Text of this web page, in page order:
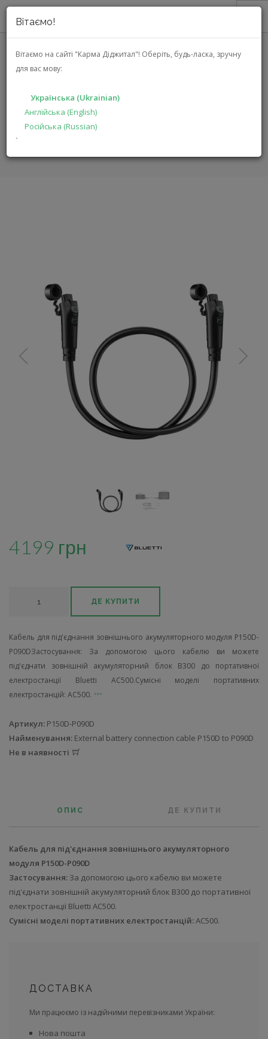
Вітаємо!
Вітаємо на сайті "Карма Діджитал"! Оберіть, будь-ласка, зручну
для вас мову:
Українська (Ukrainian)
Англійська (English)
Російська (Russian)
`
ПРО НАС
АКЦІЇ
РІШЕННЯ
ВИРОБНИКАМ
BLUETTI EXTERNAL BATTERY
P090D (P150D-P090D)
ГОЛОВНА КАТАЛОГ
4199 грн
ДЕ КУПИТИ
Кабель для під'єднання зовнішнього акумуляторного модуля P150D-
P090DЗастосування: За допомогою цього кабелю ви можете
під'єднати зовнішній акумуляторний блок B300 до портативної
електростанції Bluetti AC500.Сумісні моделі портативних
електростанцій: AC500.
Артикул: P150D-P090D
Найменування: External battery connection cable P150D to P090D
Не в наявності
ОПИС ДЕ КУПИТИ
Кабель для під'єднання зовнішнього акумуляторного
модуля P150D-P090D
Застосування: За допомогою цього кабелю ви можете
під'єднати зовнішній акумуляторний блок B300 до портативної
електростанції Bluetti AC500.
Сумісні моделі портативних електростанцій:AC500.
ДОСТАВКА
Ми працюємо із надійними перевізниками України:
Нова пошта